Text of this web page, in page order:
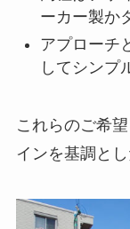
ーカー製か
アプローチ
してシンプ
これらのご希
インを基調と